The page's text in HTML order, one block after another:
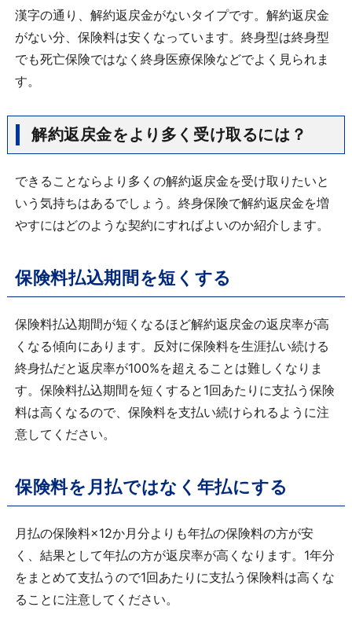
漢字の通り、解約返戻金がないタイプです。解約返戻金
がない分、保険料は安くなっています。終身型は終身型
でも死亡保険ではなく終身医療保険などでよく見られま
す。
解約返戻金をより多く受け取るには？
できることならより多くの解約返戻金を受け取りたいと
いう気持ちはあるでしょう。終身保険で解約返戻金を増
やすにはどのような契約にすればよいのか紹介します。
保険料払込期間を短くする
保険料払込期間が短くなるほど解約返戻金の返戻率が高
くなる傾向にあります。反対に保険料を生涯払い続ける
終身払だと返戻率が100%を超えることは難しくなりま
す。保険料払込期間を短くすると1回あたりに支払う保険
料は高くなるので、保険料を支払い続けられるように注
意してください。
保険料を月払ではなく年払にする
月払の保険料×12か月分よりも年払の保険料の方が安
く、結果として年払の方が返戻率が高くなります。1年分
をまとめて支払うので1回あたりに支払う保険料は高くな
ることに注意してください。